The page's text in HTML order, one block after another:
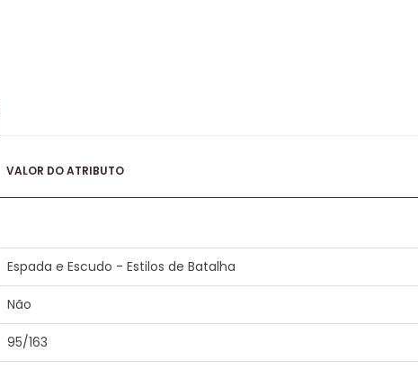
VALOR DO ATRIBUTO
Espada e Escudo - Estilos de Batalha
Não
95/163